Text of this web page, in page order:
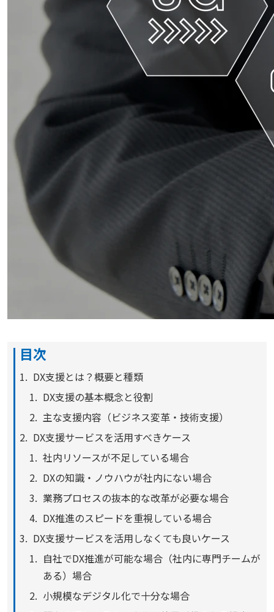
目次
DX支援とは？概要と種類
DX支援の基本概念と役割
主な支援内容（ビジネス変革・技術支援）
DX支援サービスを活用すべきケース
社内リソースが不足している場合
DXの知識・ノウハウが社内にない場合
業務プロセスの抜本的な改革が必要な場合
DX推進のスピードを重視している場合
DX支援サービスを活用しなくても良いケース
自社でDX推進が可能な場合（社内に専門チームが
ある）場合
小規模なデジタル化で十分な場合